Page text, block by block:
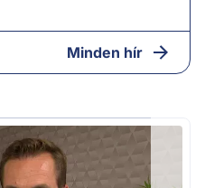
Minden hír